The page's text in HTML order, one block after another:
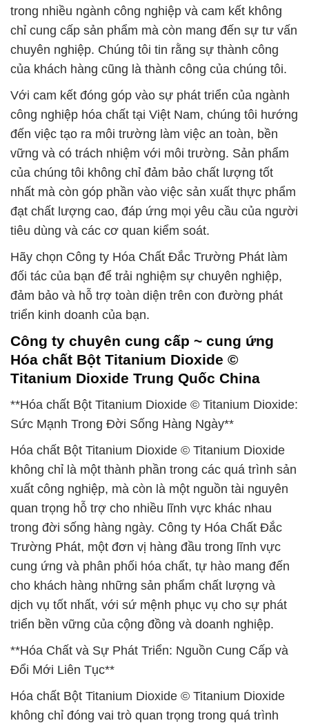
trong nhiều ngành công nghiệp và cam kết không
chỉ cung cấp sản phẩm mà còn mang đến sự tư vấn
chuyên nghiệp. Chúng tôi tin rằng sự thành công
của khách hàng cũng là thành công của chúng tôi.
Với cam kết đóng góp vào sự phát triển của ngành
công nghiệp hóa chất tại Việt Nam, chúng tôi hướng
đến việc tạo ra môi trường làm việc an toàn, bền
vững và có trách nhiệm với môi trường. Sản phẩm
của chúng tôi không chỉ đảm bảo chất lượng tốt
nhất mà còn góp phần vào việc sản xuất thực phẩm
đạt chất lượng cao, đáp ứng mọi yêu cầu của người
tiêu dùng và các cơ quan kiểm soát.
Hãy chọn Công ty Hóa Chất Đắc Trường Phát làm
đối tác của bạn để trải nghiệm sự chuyên nghiệp,
đảm bảo và hỗ trợ toàn diện trên con đường phát
triển kinh doanh của bạn.
Công ty chuyên cung cấp ~ cung ứng
Hóa chất Bột Titanium Dioxide ©
Titanium Dioxide Trung Quốc China
**Hóa chất Bột Titanium Dioxide © Titanium Dioxide:
Sức Mạnh Trong Đời Sống Hàng Ngày**
Hóa chất Bột Titanium Dioxide © Titanium Dioxide
không chỉ là một thành phần trong các quá trình sản
xuất công nghiệp, mà còn là một nguồn tài nguyên
quan trọng hỗ trợ cho nhiều lĩnh vực khác nhau
trong đời sống hàng ngày. Công ty Hóa Chất Đắc
Trường Phát, một đơn vị hàng đầu trong lĩnh vực
cung ứng và phân phối hóa chất, tự hào mang đến
cho khách hàng những sản phẩm chất lượng và
dịch vụ tốt nhất, với sứ mệnh phục vụ cho sự phát
triển bền vững của cộng đồng và doanh nghiệp.
**Hóa Chất và Sự Phát Triển: Nguồn Cung Cấp và
Đổi Mới Liên Tục**
Hóa chất Bột Titanium Dioxide © Titanium Dioxide
không chỉ đóng vai trò quan trọng trong quá trình